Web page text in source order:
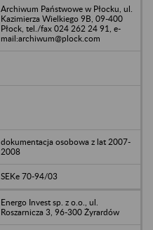
Archiwum Państwowe w Płocku, ul.
Kazimierza Wielkiego 9B, 09-400
Płock, tel./fax 024 262 24 91, e-
mail:archiwum@plock.com
dokumentacja osobowa z lat 2007-
2008
SEKe 70-94/03
Energo Invest sp. z o.o., ul.
Roszarnicza 3, 96-300 Żyrardów